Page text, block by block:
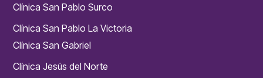
Clínica San Pablo Surco
Clínica San Pablo La Victoria
Clínica San Gabriel
Clínica Jesús del Norte